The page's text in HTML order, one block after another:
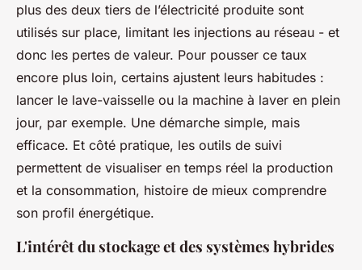
plus des deux tiers de l’électricité produite sont
utilisés sur place, limitant les injections au réseau - et
donc les pertes de valeur. Pour pousser ce taux
encore plus loin, certains ajustent leurs habitudes :
lancer le lave-vaisselle ou la machine à laver en plein
jour, par exemple. Une démarche simple, mais
efficace. Et côté pratique, les outils de suivi
permettent de visualiser en temps réel la production
et la consommation, histoire de mieux comprendre
son profil énergétique.
L'intérêt du stockage et des systèmes hybrides